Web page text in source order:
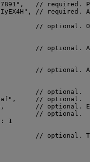
" , // required.
" , // required.
{ // optional.
{ // optional.
{ // optional.
// optional.
" , // optional.
, // optional.
{ // optional.
: 1
// optional.